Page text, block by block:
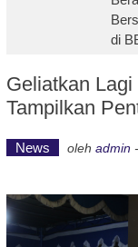
di
Geliatkan
Tampilkan
News oleh admin -